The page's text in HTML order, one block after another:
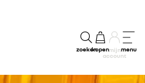
zoekenkopenmijn
account
menu